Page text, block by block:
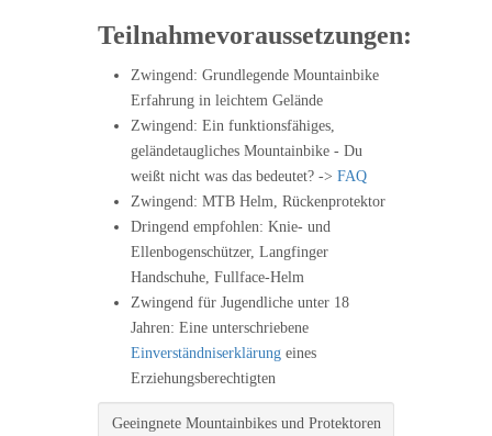
Teilnahmevoraussetzungen:
Zwingend: Grundlegende Mountainbike
Erfahrung in leichtem Gelände
Zwingend: Ein funktionsfähiges,
geländetaugliches Mountainbike - Du
weißt nicht was das bedeutet? -> FAQ
Zwingend: MTB Helm, Rückenprotektor
Dringend empfohlen: Knie- und
Ellenbogenschützer, Langfinger
Handschuhe, Fullface-Helm
Zwingend für Jugendliche unter 18
Jahren: Eine unterschriebene
Einverständniserklärung eines
Erziehungsberechtigten
Geeingnete Mountainbikes und Protektoren